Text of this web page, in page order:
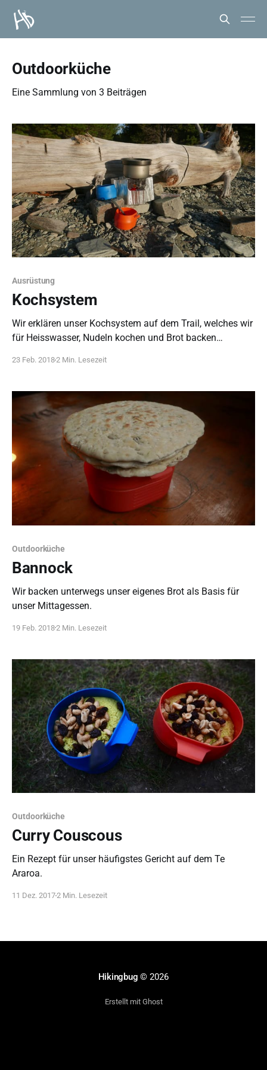
Outdoorküche
Eine Sammlung von 3 Beiträgen
Ausrüstung
Kochsystem
Wir erklären unser Kochsystem auf dem Trail, welches wir
für Heisswasser, Nudeln kochen und Brot backen
23 Feb. 20182 Min. Lesezeit
Outdoorküche
Bannock
Wir backen unterwegs unser eigenes Brot als Basis für
unser Mittagessen.
19 Feb. 20182 Min. Lesezeit
Outdoorküche
Curry Couscous
Ein Rezept für unser häufigstes Gericht auf dem Te
Araroa.
11 Dez. 20172 Min. Lesezeit
Hikingbug © 2026
Erstellt mit Ghost